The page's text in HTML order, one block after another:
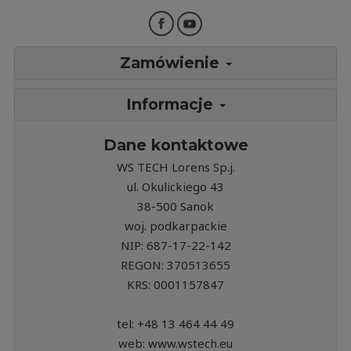
Zamówienie
Informacje
Dane kontaktowe
WS TECH Lorens Sp.j.
ul. Okulickiego 43
38-500 Sanok
woj. podkarpackie
NIP: 687-17-22-142
REGON: 370513655
KRS: 0001157847
tel: +48 13 464 44 49
web: www.wstech.eu